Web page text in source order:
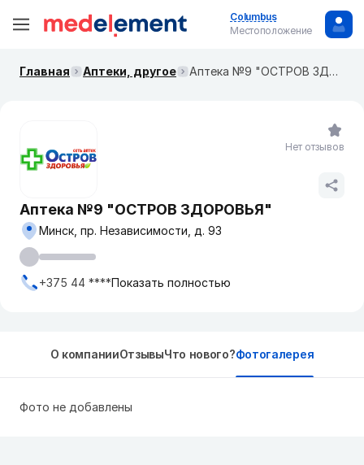
Columbus
Местоположение
Главная Аптеки, другое Аптека №9 "ОСТРОВ ЗДОРОВЬЯ"
Аптека №9 "ОСТРОВ ЗДОРОВЬЯ"
Минск, пр. Независимости, д. 93
+375 44 ****Показать полностью
Нет отзывов
О компанииОтзывыЧто нового?Фотогалерея
Фото не добавлены